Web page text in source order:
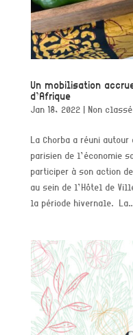
Un mobilisation
d’Afrique
Jan 18, 2022 | Non classé
La Chorba a réuni
parisien de l’économie
participer à son action
au sein de l’Hôtel de
la période hivernale.